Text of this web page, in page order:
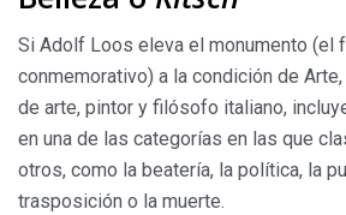
Si Adolf Loos eleva el monumento (el
conmemorativo) a la condición de
de arte, pintor y filósofo italiano,
en una de las categorías en las que
otros, como la beatería, la política, la
trasposición o la muerte.